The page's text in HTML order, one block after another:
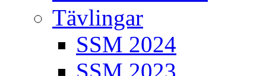
Tävlingar
SSM 2024
SSM 2023